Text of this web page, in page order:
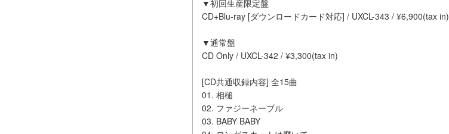
▼初回生産限定盤
CD+Blu-ray [ダウンロードカード対応] / UXCL-343 / ¥6,900(tax in)
▼通常盤
CD Only / UXCL-342 / ¥3,300(tax in)
[CD共通収録内容] 全15曲
01. 相槌
02. ファジーネーブル
03. BABY BABY